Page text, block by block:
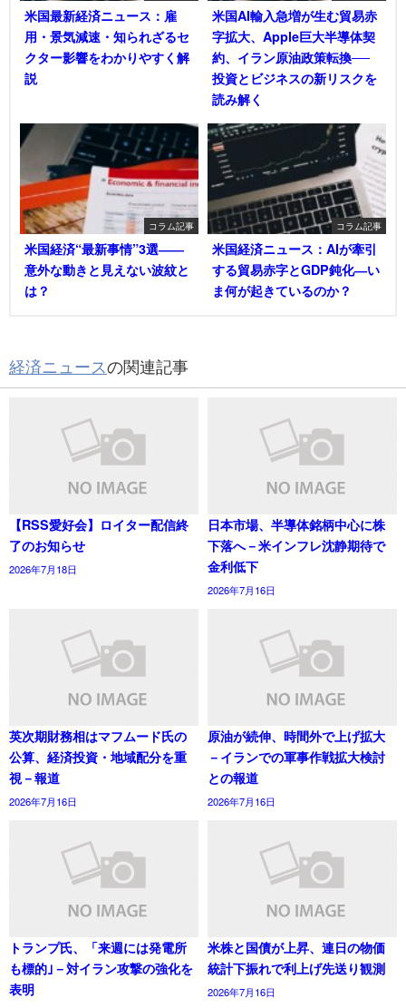
米国最新経済ニュース：雇
用・景気減速・知られざるセ
クター影響をわかりやすく解
説
米国AI輸入急増が生む貿易赤
字拡大、Apple巨大半導体契
約、イラン原油政策転換──
投資とビジネスの新リスクを
読み解く
コラム記事
米国経済“最新事情”3選――
意外な動きと見えない波紋と
は？
コラム記事
米国経済ニュース：AIが牽引
する貿易赤字とGDP鈍化―い
ま何が起きているのか？
経済ニュースの関連記事
【RSS愛好会】ロイター配信終
了のお知らせ
2026年7月18日
日本市場、半導体銘柄中心に株
下落へ－米インフレ沈静期待で
金利低下
2026年7月16日
英次期財務相はマフムード氏の
公算、経済投資・地域配分を重
視－報道
2026年7月16日
原油が続伸、時間外で上げ拡大
－イランでの軍事作戦拡大検討
との報道
2026年7月16日
トランプ氏、「来週には発電所
も標的｣－対イラン攻撃の強化を
表明
米株と国債が上昇、連日の物価
統計下振れで利上げ先送り観測
2026年7月16日